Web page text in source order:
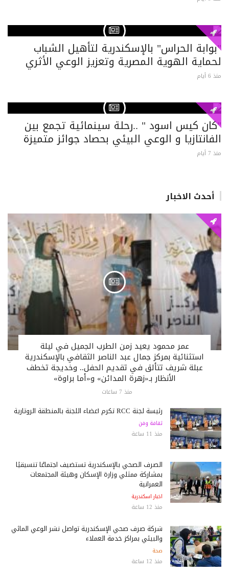
"بوابة الحراس" بالإسكندرية لتأهيل الشباب
لحماية الهوية المصرية وتعزيز الوعي الأثري
منذ 6 أيام
"كان كيس اسود " ..رحلة سينمائية تجمع بين
الفانتازيا و الوعي البيئي بحصاد جوائز متميزة
منذ 7 أيام
أحدث الاخبار
عمر محمود يعيد زمن الطرب الجميل في ليلة
استثنائية بمركز جمال عبد الناصر الثقافي بالإسكندرية
عبلة شريف تتألق في تقديم الحفل.. وخديجة تخطف
الأنظار بـ«زهرة المدائن» و«أما براوة»
منذ 7 ساعات
رئيسة لجنة RCC تكرم أعضاء اللجنة بالمنطقة الروتارية
ثقافة وفن
منذ 11 ساعة
الصرف الصحي بالإسكندرية تستضيف اجتماعًا تنسيقيًا
بمشاركة ممثلي وزارة الإسكان وهيئة المجتمعات
العمرانية
اخبار اسكندرية
منذ 12 ساعة
شركة صرف صحي الإسكندرية تواصل نشر الوعي المائي
والبيئي بمراكز خدمة العملاء
صحة
منذ 12 ساعة